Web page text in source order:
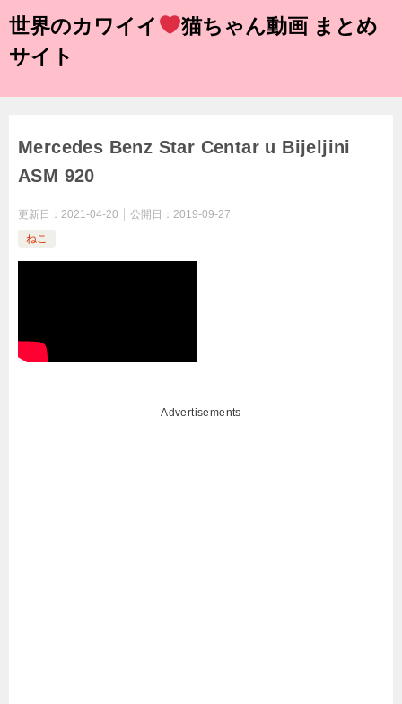
世界のカワイイ
猫ちゃん動画 まとめ
サイト
Mercedes Benz Star Centar u Bijeljini
ASM 920
更新日： 2021-04-20 公開日： 2019-09-27
ねこ
Advertisements